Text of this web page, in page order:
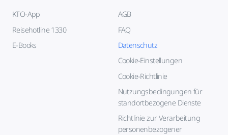
KTO-App
Reisehotline 1330
E-Books
AGB
FAQ
Datenschutz
Cookie-Einstellungen
Cookie-Richtlinie
Nutzungsbedingungen für
standortbezogene Dienste
Richtlinie zur Verarbeitung
personenbezogener